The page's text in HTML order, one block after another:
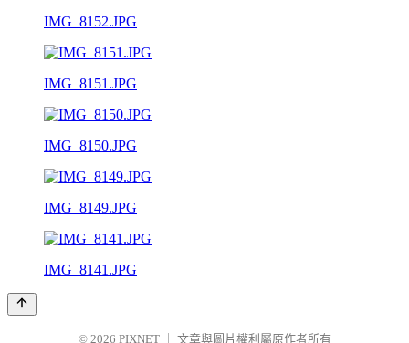
IMG_8152.JPG
IMG_8151.JPG
IMG_8150.JPG
IMG_8149.JPG
IMG_8141.JPG
© 2026 PIXNET 文章與圖片權利屬原作者所有